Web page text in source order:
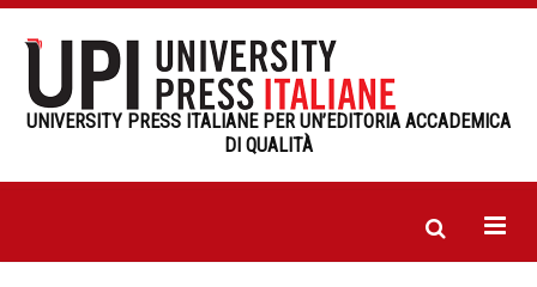
UNIVERSITY PRESS ITALIANE PER UN’EDITORIA ACCADEMICA
DI QUALITÀ